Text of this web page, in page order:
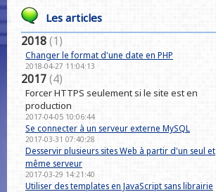
Les articles
2018(1)
Changer le format d'une date en PHP
2018-04-27 11:04:13
2017(4)
Forcer HTTPS seulement si le site est en
production
2017-04-05 10:06:44
Se connecter à un serveur externe MySQL
2017-03-31 07:40:28
Desservir plusieurs sites Web à partir d'un seul et
même serveur
2017-03-29 14:21:40
Utiliser des templates en JavaScript sans librairie